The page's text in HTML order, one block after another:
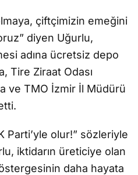
çiftçimizin emeğini
diyen Uğurlu,
adına ücretsiz depo
Tire Ziraat Odası
ve TMO İzmir İl Müdürü
Parti’yle olur!” sözleriyle
iktidarın üreticiye olan
daha hayata